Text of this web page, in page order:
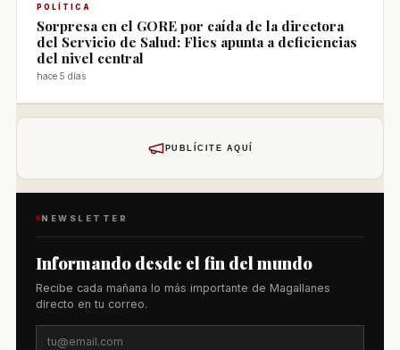
POLÍTICA
Sorpresa en el GORE por caída de la directora
del Servicio de Salud: Flies apunta a deficiencias
del nivel central
hace 5 días
PUBLÍCITE AQUÍ
NEWSLETTER
Informando desde el fin del mundo
Recibe cada mañana lo más importante de Magallanes
directo en tu correo.